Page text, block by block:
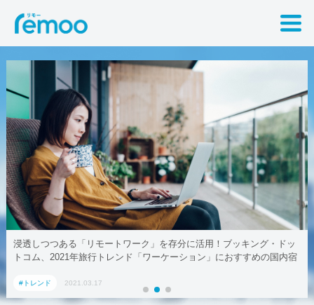
浸透しつつある「リモートワーク」を存分に活用！ブッキング・ドッ
トコム、2021年旅行トレンド「ワーケーション」におすすめの国内宿
#トレンド 2021.03.17